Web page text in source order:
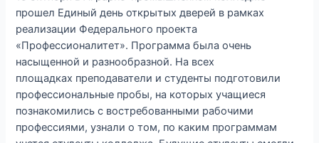
прошел Единый день открытых дверей в рамках
реализации Федерального проекта
«Профессионалитет». Программа была очень
насыщенной и разнообразной. На всех
площадках преподаватели и студенты подготовили
профессиональные пробы, на которых учащиеся
познакомились с востребованными рабочими
профессиями, узнали о том, по каким программам